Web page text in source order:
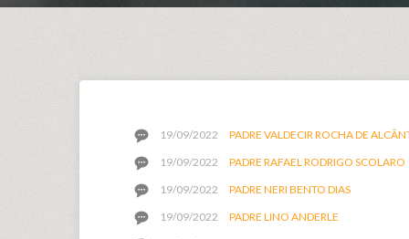
19/09/2022
PADRE VALDECIR ROCHA DE
19/09/2022
PADRE RAFAEL RODRIGO SCOLARO
19/09/2022
PADRE NERI BENTO DIAS
19/09/2022
PADRE LINO ANDERLE